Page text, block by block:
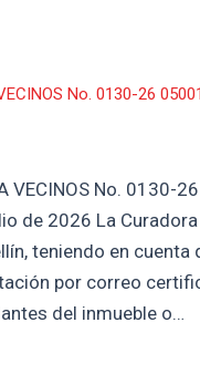
No. 0130-26
VECINOS No. 0130-
de 2026 La Curadora
teniendo en cuenta
por correo
del inmueble o…